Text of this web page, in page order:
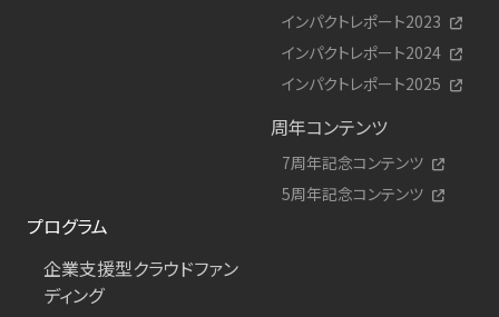
インパクトレポート2023
インパクトレポート2024
インパクトレポート2025
周年コンテンツ
7周年記念コンテンツ
5周年記念コンテンツ
プログラム
企業支援型クラウドファン
ディング